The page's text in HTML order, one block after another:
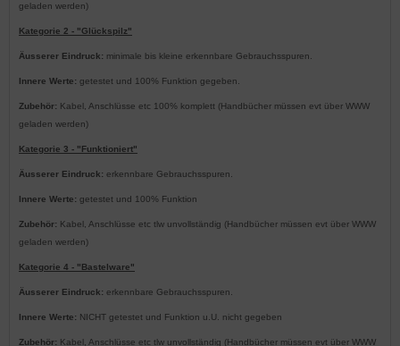
geladen werden)
Kategorie 2 - "Glückspilz"
Äusserer Eindruck: minimale bis kleine erkennbare Gebrauchsspuren.
Innere Werte: getestet und 100% Funktion gegeben.
Zubehör: Kabel, Anschlüsse etc 100% komplett (Handbücher müssen evt über WWW
geladen werden)
Kategorie 3 - "Funktioniert"
Äusserer Eindruck: erkennbare Gebrauchsspuren.
Innere Werte: getestet und 100% Funktion
Zubehör: Kabel, Anschlüsse etc tlw unvollständig (Handbücher müssen evt über WWW
geladen werden)
Kategorie 4 - "Bastelware"
Äusserer Eindruck: erkennbare Gebrauchsspuren.
Innere Werte: NICHT getestet und Funktion u.U. nicht gegeben
Zubehör: Kabel, Anschlüsse etc tlw unvollständig (Handbücher müssen evt über WWW